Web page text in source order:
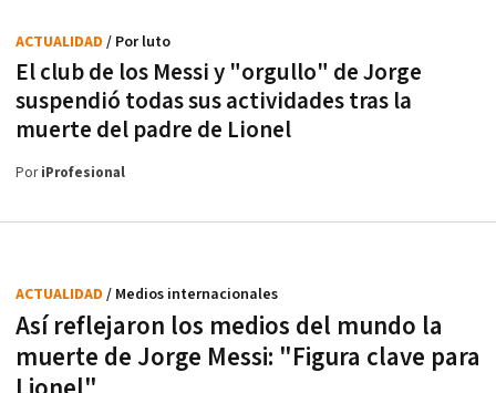
El club de los Messi y "orgullo" de Jorge
suspendió todas sus actividades tras la
muerte del padre de Lionel
ACTUALIDAD / Por luto
PoriProfesional
Así reflejaron los medios del mundo la
muerte de Jorge Messi: "Figura clave para
ACTUALIDAD / Medios internacionales